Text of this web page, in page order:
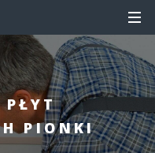
PŁYT
PIONKI